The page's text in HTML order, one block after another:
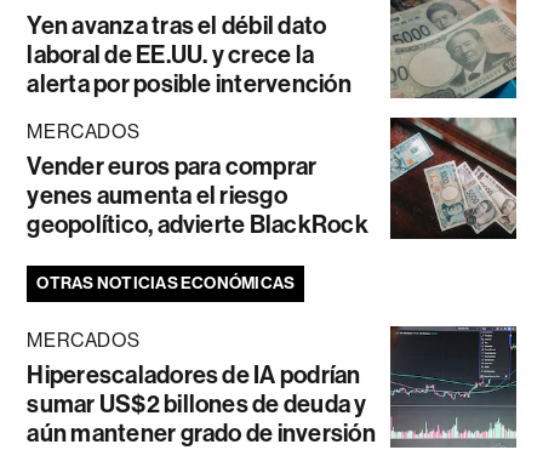
Yen avanza tras el débil dato
laboral de EE.UU. y crece la
alerta por posible intervención
MERCADOS
Vender euros para comprar
yenes aumenta el riesgo
geopolítico, advierte BlackRock
OTRAS NOTICIAS ECONÓMICAS
MERCADOS
Hiperescaladores de IA podrían
sumar US$2 billones de deuda y
aún mantener grado de inversión